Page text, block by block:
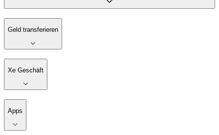
Geld transferieren
Xe Geschäft
Apps